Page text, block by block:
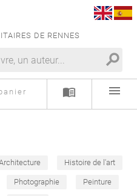
DE RENNES
search
menu_book menu
Histoire de l'art
Photographie Peinture